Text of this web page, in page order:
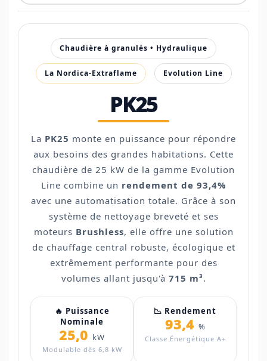
Chaudière à granulés • Hydraulique
La Nordica-Extraflame Evolution Line
PK25
La PK25 monte en puissance pour répondre
aux besoins des grandes habitations. Cette
chaudière de 25 kW de la gamme Evolution
Line combine un rendement de 93,4%
avec une automatisation totale. Grâce à son
système de nettoyage breveté et ses
moteurs Brushless, elle offre une solution
de chauffage central robuste, écologique et
extrêmement performante pour des
volumes allant jusqu'à 715 m³.
🔥 Puissance
Nominale
25,0 kW
Modulable dès 6,8 kW
📉 Rendement
93,4 %
Classe Énergétique A+